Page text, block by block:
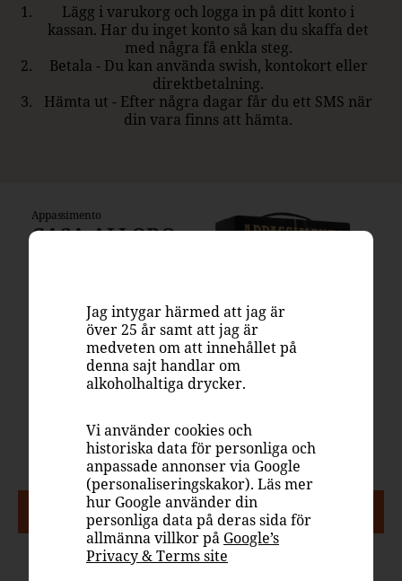
Appassimento
CASA ALLORO
Box, 3000 ml
Systembolaget
7784708
Italien
smakrikt
14.5%
PASSAR TILL
Lägg i varukorg och logga in på ditt konto i
kassan. Har du inget konto så kan du skaffa det
med några få enkla steg.
Betala - Du kan använda swish, kontokort eller
direktbetalning.
Hämta ut - Efter några dagar får du ett SMS när
din vara finns att hämta.
Jag intygar härmed att jag är
över 25 år samt att jag är
medveten om att innehållet på
denna sajt handlar om
alkoholhaltiga drycker.
Vi använder cookies och
historiska data för personliga och
anpassade annonser via Google
(personaliseringskakor). Läs mer
hur Google använder din
personliga data på deras sida för
allmänna villkor på Google’s
Privacy & Terms site